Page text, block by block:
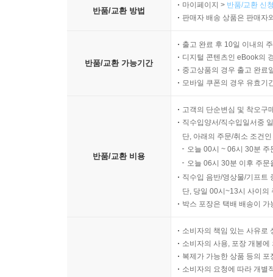
반품/교환 방법
마이페이지 > 반품/교환 신
판매자 배송 상품은 판매자
반품/교환 가능기간
출고 완료 후 10일 이내의
디지털 콘텐츠인 eBook의
중고상품의 경우 출고 완료
모바일 쿠폰의 경우 유효기
반품/교환 비용
고객의 단순변심 및 착오구
직수입양서/직수입일서중
단, 아래의 주문/취소 조건
오늘 00시 ~ 06시 30분
오늘 06시 30분 이후 주
직수입 음반/영상물/기프트
단, 당일 00시~13시 사이의
박스 포장은 택배 배송이
소비자의 책임 있는 사유로
소비자의 사용, 포장 개봉
복제가 가능한 상품 등의
소비자의 요청에 따라 개별